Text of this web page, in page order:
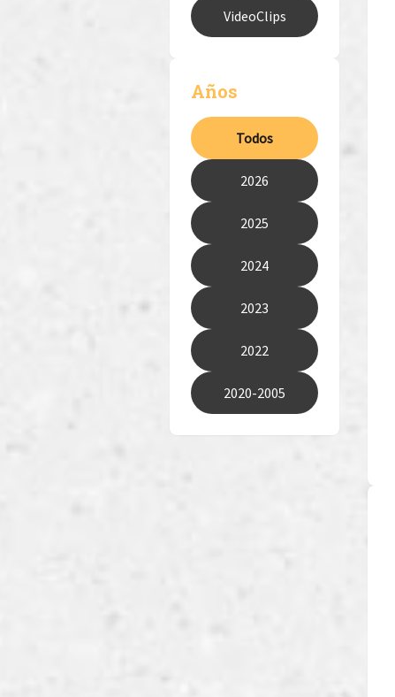
VideoClips
Años
Todos
2026
2025
2024
2023
2022
2020-2005